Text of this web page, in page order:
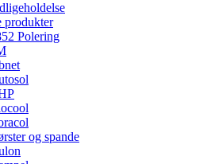
produkter
Polering
og spande